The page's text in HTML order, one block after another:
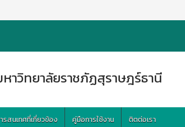
าวิทยาลัยราชภัฏสุราษฎร์ธานี
รสนเทศที่เกี่ยวข้อง คู่มือการใช้งาน ติตต่อเรา